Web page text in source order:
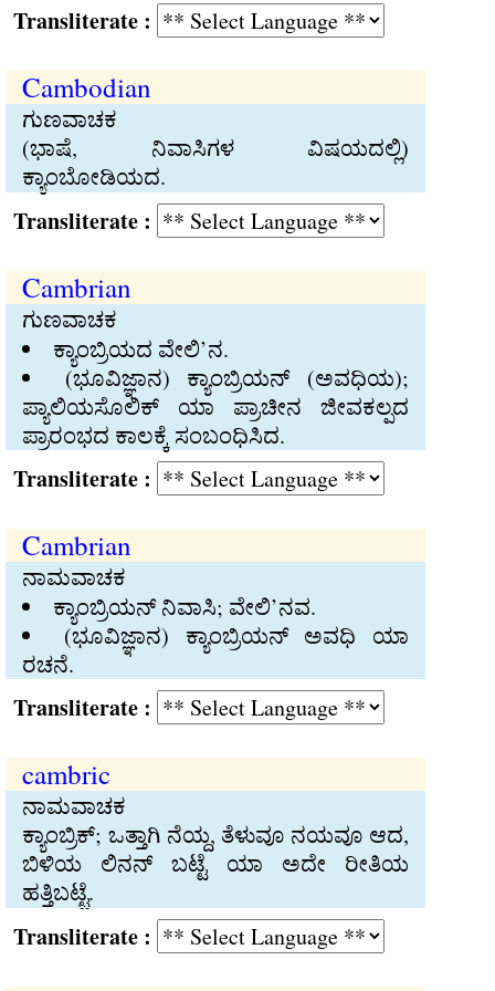
:
Cambodian
ಗುಣವಾಚಕ
(ಭಾಷೆ, ನಿವಾಸಿಗಳ ವಿಷಯದಲ್ಲಿ)
ಕ್ಯಾಂಬೋಡಿಯದ.
:
Cambrian
ಗುಣವಾಚಕ
ಕ್ಯಾಂಬ್ರಿಯದ ವೇಲಿ’ನ.
(ಭೂವಿಜ್ಞಾನ) ಕ್ಯಾಂಬ್ರಿಯನ್‍ (ಅವಧಿಯ);
ಪ್ಯಾಲಿಯಸೊಲಿಕ್‍ ಯಾ ಪ್ರಾಚೀನ ಜೀವಕಲ್ಪದ
ಪ್ರಾರಂಭದ ಕಾಲಕ್ಕೆ ಸಂಬಂಧಿಸಿದ.
:
Cambrian
ನಾಮವಾಚಕ
ಕ್ಯಾಂಬ್ರಿಯನ್‍ ನಿವಾಸಿ; ವೇಲಿ’ನವ.
(ಭೂವಿಜ್ಞಾನ) ಕ್ಯಾಂಬ್ರಿಯನ್‍ ಅವಧಿ ಯಾ
ರಚನೆ.
:
cambric
ನಾಮವಾಚಕ
ಕ್ಯಾಂಬ್ರಿಕ್‍; ಒತ್ತಾಗಿ ನೆಯ್ದ, ತೆಳುವೂ ನಯವೂ ಆದ,
ಬಿಳಿಯ ಲಿನನ್‍ ಬಟ್ಟೆ ಯಾ ಅದೇ ರೀತಿಯ
ಹತ್ತಿಬಟ್ಟೆ.
: